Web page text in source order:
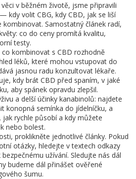
v běžném životě, jsme připravili
kdy volit CBG, kdy CBD, jak se liší
kombinovat. Samostatný článek radí,
co do ceny promítá kvalitu,
testy.
kombinovat s CBD rozhodně
léků, které mohou vstupovat do
jasnou radu konzultovat lékaře.
kdy brát CBD před spaním, v jaké
aby spánek opravdu zlepšil.
a delší účinky kanabinolů: najdete
konopná semínka do jídelníčku, a
jak rychle působí a kdy můžete
nebo bolest.
proklikněte jednotlivé články. Pokud
otázky, hledejte v textech odkazy
užívání. Sledujte nás dál
budeme dál přinášet ověřené
šumu.